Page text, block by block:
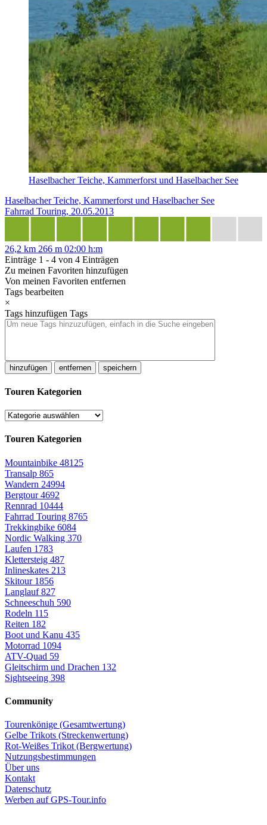
Haselbacher Teiche, Kammerforst und Haselbacher See
Haselbacher Teiche, Kammerforst und Haselbacher See
Fahrrad Touring, 20.05.2013
26,2 km 266 m 02:00 h:m
Einträge 1 - 4 von 4 Einträgen
Zu meinen Favoriten hinzufügen
Von meinen Favoriten entfernen
Tags bearbeiten
×
Tags hinzufügen Tags
hinzufügen entfernen speichern
Touren Kategorien
Touren Kategorien
Mountainbike 48125
Transalp 865
Wandern 24994
Bergtour4692
Rennrad 10444
Fahrrad Touring 8765
Trekkingbike 6084
Nordic Walking 370
Laufen 1783
Klettersteig 487
Inlineskates 213
Skitour 1856
Langlauf827
Schneeschuh 590
Rodeln 115
Reiten 182
Boot und Kanu 435
Motorrad 1094
ATV-Quad 59
Gleitschirm und Drachen 132
Sightseeing 398
Community
Tourenkönige (Gesamtwertung)
Gelbe Trikots (Streckenwertung)
Rot-Weißes Trikot (Bergwertung)
Nutzungsbestimmungen
Über uns
Kontakt
Datenschutz
Werben auf GPS-Tour.info